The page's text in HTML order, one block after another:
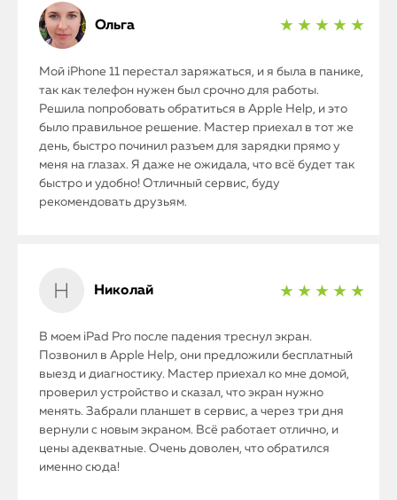
Ольга ★ ★ ★ ★ ★
Мой iPhone 11 перестал заряжаться, и я была в панике,
так как телефон нужен был срочно для работы.
Решила попробовать обратиться в Apple Help, и это
было правильное решение. Мастер приехал в тот же
день, быстро починил разъем для зарядки прямо у
меня на глазах. Я даже не ожидала, что всё будет так
быстро и удобно! Отличный сервис, буду
рекомендовать друзьям.
Николай ★ ★ ★ ★ ★
В моем iPad Pro после падения треснул экран.
Позвонил в Apple Help, они предложили бесплатный
выезд и диагностику. Мастер приехал ко мне домой,
проверил устройство и сказал, что экран нужно
менять. Забрали планшет в сервис, а через три дня
вернули с новым экраном. Всё работает отлично, и
цены адекватные. Очень доволен, что обратился
именно сюда!